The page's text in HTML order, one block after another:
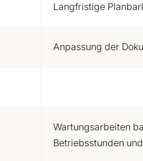
Langfristige
Anpassung der
Wartungsarbeiten
Betriebsstunden